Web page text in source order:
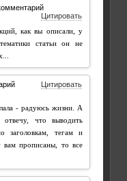
Цитировать
как вы описали, у
статьи он не
Цитировать
- радуюсь жизни. А
что выводить
заголовкам, тегам и
прописаны, то все